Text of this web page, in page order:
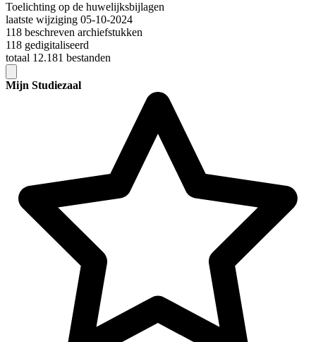
Toelichting op de huwelijksbijlagen
laatste wijziging 05-10-2024
118 beschreven archiefstukken
118 gedigitaliseerd
totaal 12.181 bestanden
Mijn Studiezaal